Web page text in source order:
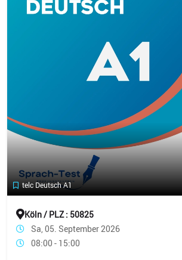
telc Deutsch A1
Köln / PLZ : 50825
Sa, 05. September 2026
08:00 - 15:00